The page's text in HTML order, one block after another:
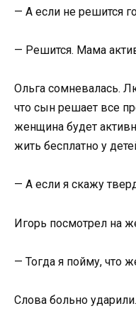
— А если не решится
— Решится. Мама
Ольга сомневалась.
что сын решает все
женщина будет
жить бесплатно у
— А если я скажу
Игорь посмотрел на
— Тогда я пойму, что
Слова больно